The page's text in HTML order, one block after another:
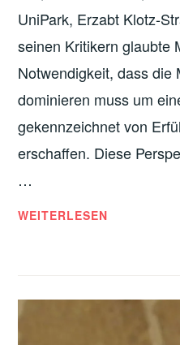
UniPark, Erzabt Klotz-
seinen Kritikern glaubte
Notwendigkeit, dass die
dominieren muss um
gekennzeichnet von
erschaffen. Diese
…
KLIMAKRISE
IDEEN
VON
WEITERLESEN